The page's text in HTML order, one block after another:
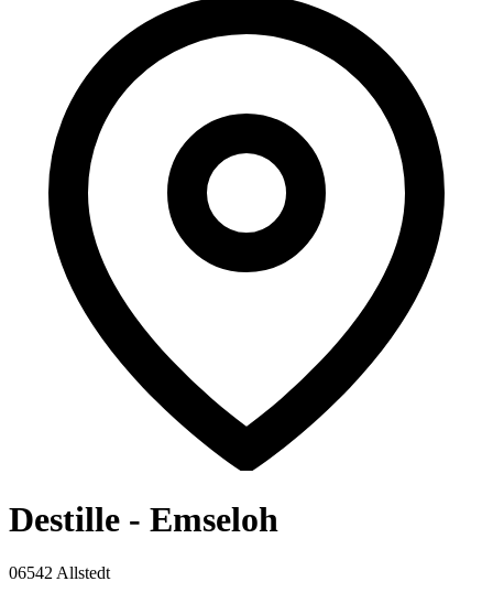
Destille - Emseloh
06542 Allstedt